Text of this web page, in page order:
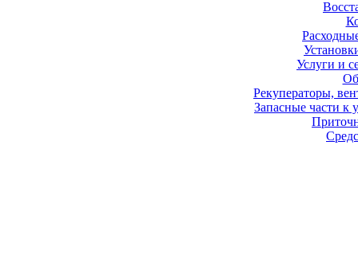
Услуги и
Рекуператоры,
Запасные части к